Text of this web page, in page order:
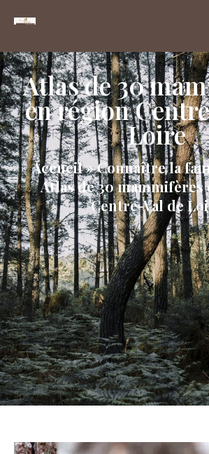
Atlas de 30
en région
Loire
Accueil»Connaître la
Atlas de 30
Centre-Val de